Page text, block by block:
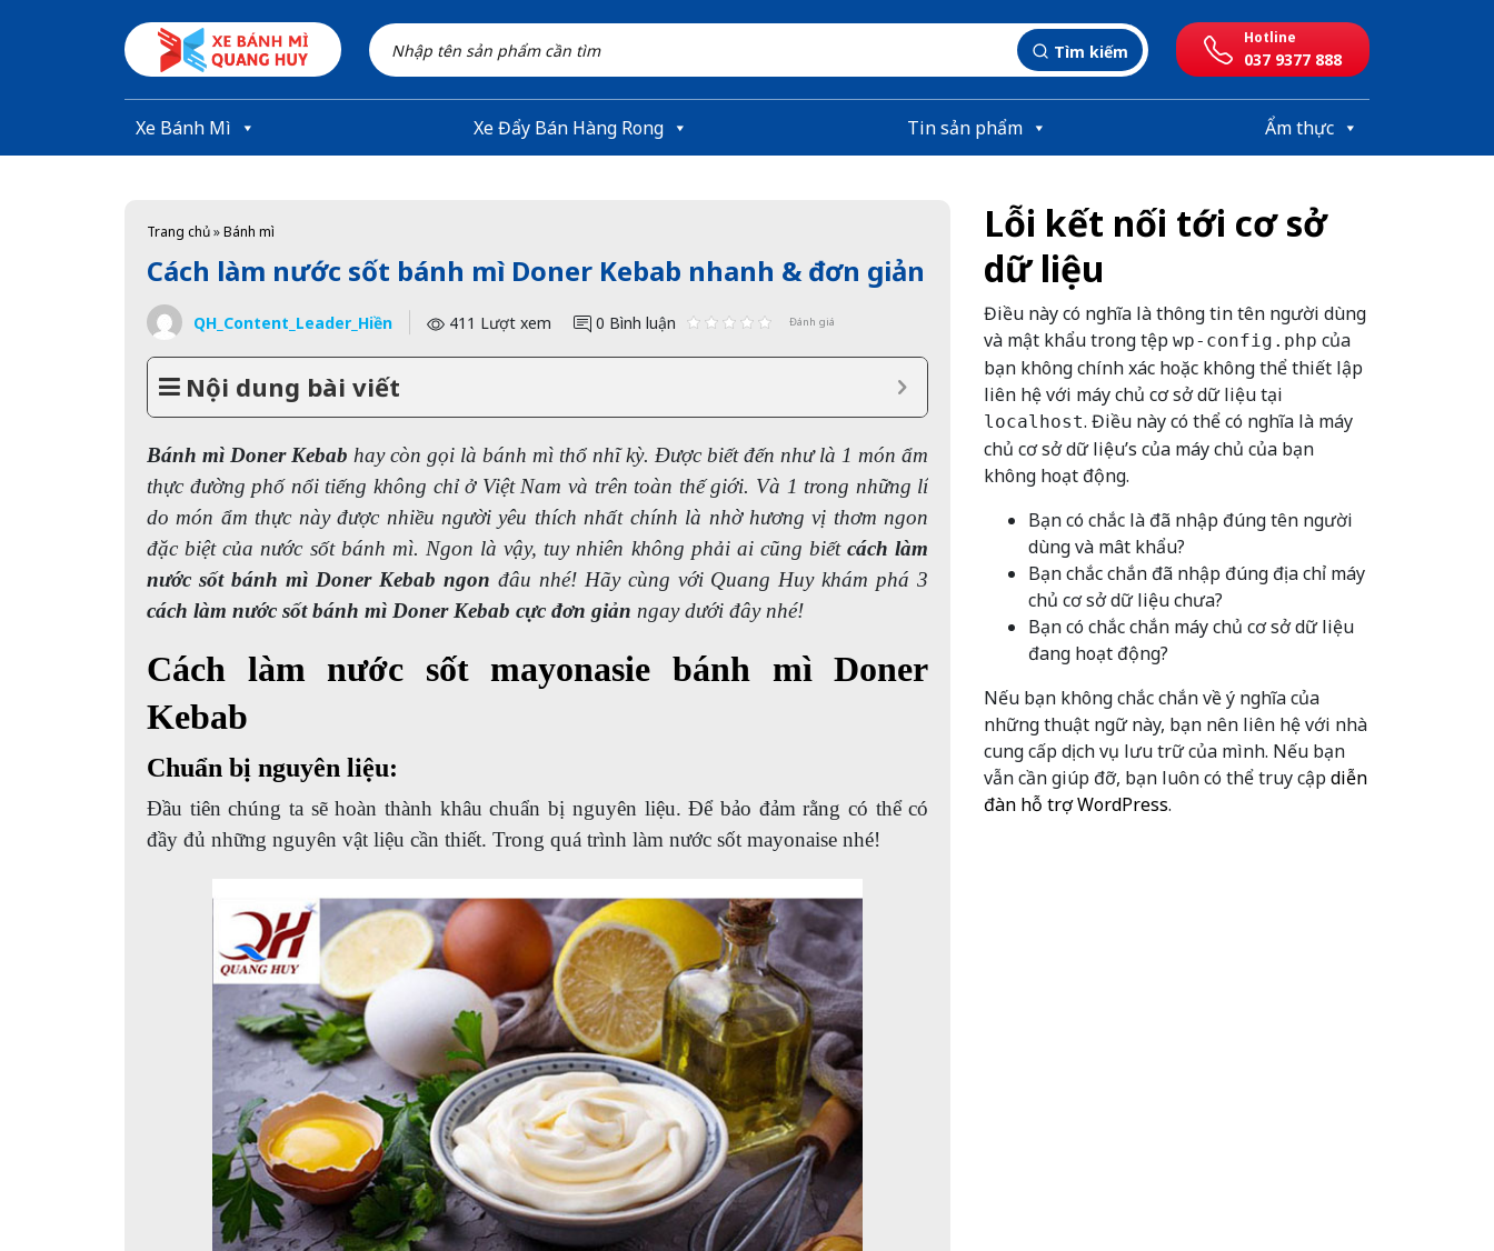
Tìm kiếm
Hotline
037 9377 888
Xe Bánh Mì Xe Đẩy Bán Hàng Rong Tin sản phẩm Ẩm thực
Trang chủ»Bánh mì
Cách làm nước sốt bánh mì Doner Kebab nhanh & đơn giản
QH_Content_Leader_Hiền 411 Lượt xem 0 Bình luận Đánh giá
Nội dung bài viết
Bánh mì Doner Kebab hay còn gọi là bánh mì thổ nhĩ kỳ. Được biết đến như là 1 món ẩm
thực đường phố nổi tiếng không chỉ ở Việt Nam và trên toàn thế giới. Và 1 trong những lí
do món ẩm thực này được nhiều người yêu thích nhất chính là nhờ hương vị thơm ngon
đặc biệt của nước sốt bánh mì. Ngon là vậy, tuy nhiên không phải ai cũng biếtcách làm
nước sốt bánh mì Doner Kebab ngon đâu nhé! Hãy cùng với Quang Huy khám phá 3
cách làm nước sốt bánh mì Doner Kebab cực đơn giản ngay dưới đây nhé!
Cách làm nước sốt mayonasie bánh mì Doner
Kebab
Chuẩn bị nguyên liệu:
Đầu tiên chúng ta sẽ hoàn thành khâu chuẩn bị nguyên liệu. Để bảo đảm rằng có thể có
đầy đủ những nguyên vật liệu cần thiết. Trong quá trình làm nước sốt mayonaise nhé!
Lỗi kết nối tới cơ sở
dữ liệu
Điều này có nghĩa là thông tin tên người dùng
và mật khẩu trong tệpwp-config.php của
bạn không chính xác hoặc không thể thiết lập
liên hệ với máy chủ cơ sở dữ liệu tại
localhost. Điều này có thể có nghĩa là máy
chủ cơ sở dữ liệu’s của máy chủ của bạn
không hoạt động.
Bạn có chắc là đã nhập đúng tên người
dùng và mât khẩu?
Bạn chắc chắn đã nhập đúng địa chỉ máy
chủ cơ sở dữ liệu chưa?
Bạn có chắc chắn máy chủ cơ sở dữ liệu
đang hoạt động?
Nếu bạn không chắc chắn về ý nghĩa của
những thuật ngữ này, bạn nên liên hệ với nhà
cung cấp dịch vụ lưu trữ của mình. Nếu bạn
vẫn cần giúp đỡ, bạn luôn có thể truy cậpdiễn
đàn hỗ trợ WordPress.